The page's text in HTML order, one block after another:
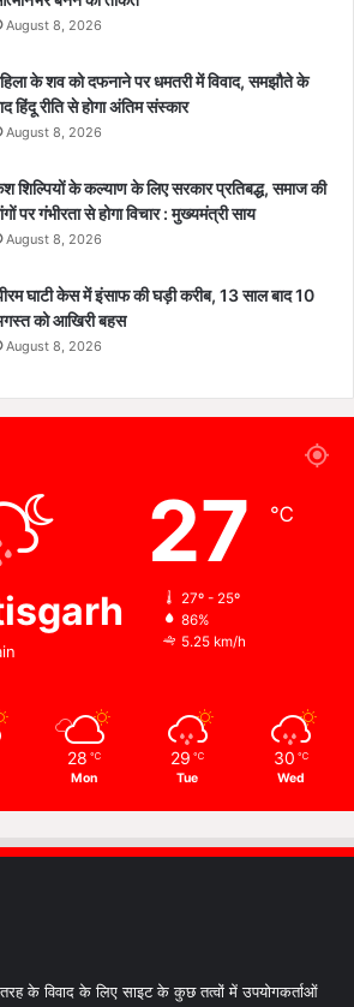
August 8, 2026
के शव को दफनाने पर धमतरी में विवाद, समझौते के
हिंदू रीति से होगा अंतिम संस्कार
August 8, 2026
शिल्पियों के कल्याण के लिए सरकार प्रतिबद्ध, समाज की
पर गंभीरता से होगा विचार : मुख्यमंत्री साय
August 8, 2026
घाटी केस में इंसाफ की घड़ी करीब, 13 साल बाद 10
को आखिरी बहस
August 8, 2026
27 ℃
27º - 25º
86%
5.25 km/h
28 ℃
Mon
29 ℃
Tue
30 ℃
Wed
के विवाद के लिए साइट के कुछ तत्वों में उपयोगकर्ताओं